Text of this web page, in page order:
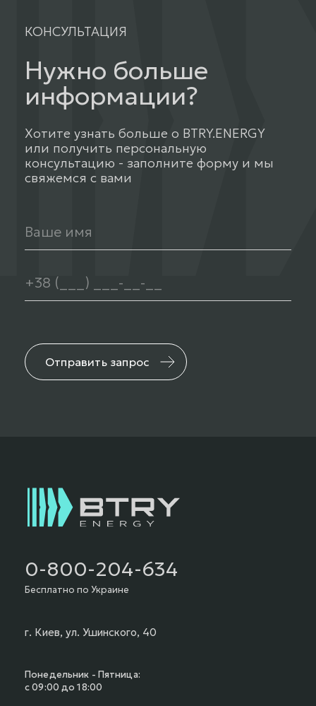
КОНСУЛЬТАЦИЯ
Нужно больше
информации?
Хотите узнать больше о BTRY.ENERGY
или получить персональную
консультацию - заполните форму и мы
свяжемся с вами
Отправить запрос
0-800-204-634
Бесплатно по Украине
г. Киев, ул. Ушинского, 40
Понедельник - Пятница:
с 09:00 до 18:00